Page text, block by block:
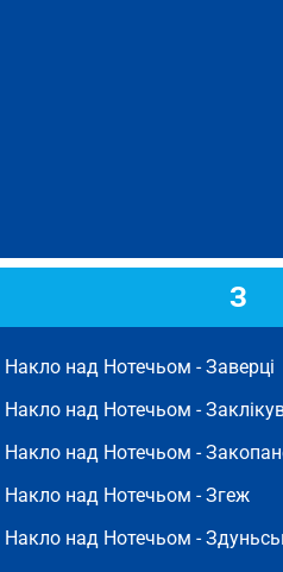
З
Накло над Нотечьом -Заверці
Накло над Нотечьом -
Накло над Нотечьом -
Накло над Нотечьом -Згеж
Накло над Нотечьом -